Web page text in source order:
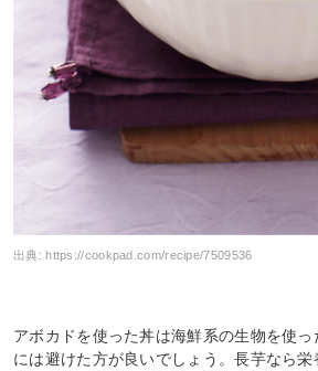
出典:https://cookpad.com/recipe/7509536
アボカドを使った丼は海鮮系の生物を使
には避けた方が良いでしょう。長芋なら